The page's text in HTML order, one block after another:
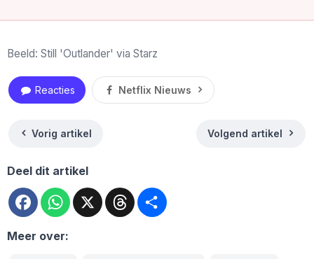
Beeld: Still 'Outlander' via Starz
Reacties Netflix Nieuws
Vorig artikel Volgend artikel
Deel dit artikel
FacebookWhatsApp
X Threads
Meer over: